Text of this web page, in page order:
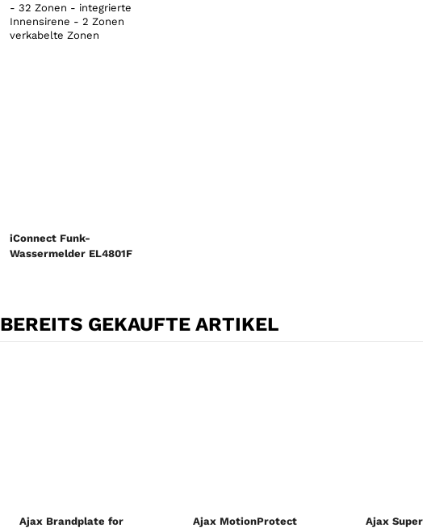
- 32 Zonen - integrierte
Innensirene - 2 Zonen
verkabelte Zonen
iConnect Funk-
Wassermelder EL4801F
BEREITS GEKAUFTE ARTIKEL
Ajax Brandplate for
Ajax MotionProtect
Ajax